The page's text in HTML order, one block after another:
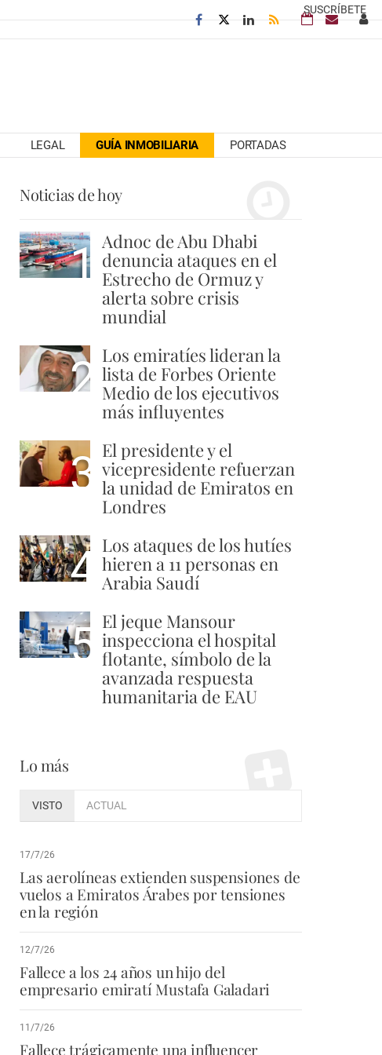
SUSCRÍBETE
LEGAL GUÍA INMOBILIARIA PORTADAS
Noticias de hoy
1 Adnoc de Abu Dhabi
denuncia ataques en el
Estrecho de Ormuz y
alerta sobre crisis
mundial
2 Los emiratíes lideran la
lista de Forbes Oriente
Medio de los ejecutivos
más influyentes
3 El presidente y el
vicepresidente refuerzan
la unidad de Emiratos en
Londres
4 Los ataques de los hutíes
hieren a 11 personas en
Arabia Saudí
5 El jeque Mansour
inspecciona el hospital
flotante, símbolo de la
avanzada respuesta
humanitaria de EAU
Lo más
VISTO ACTUAL
17/7/26
Las aerolíneas extienden suspensiones de
vuelos a Emiratos Árabes por tensiones
en la región
12/7/26
Fallece a los 24 años un hijo del
empresario emiratí Mustafa Galadari
11/7/26
Fallece trágicamente una influencer